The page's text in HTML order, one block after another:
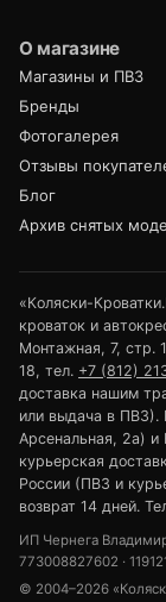
О магазине
Магазины и ПВЗ
Бренды
Фотогалерея
Отзывы
Блог
Архив снятых
«Коляски-
кроваток и
Монтажная, 7, стр.
18, тел. +7 (812)
доставка нашим
или выдача в ПВЗ).
Арсенальная, 2а) и
курьерская
России (ПВЗ и
возврат 14 дней.
ИП Чернега
773008827602 ·
© 2004–2026